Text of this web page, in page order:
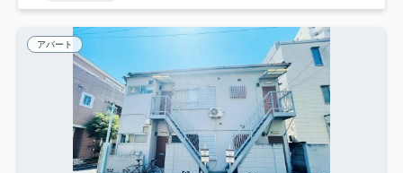
アパート